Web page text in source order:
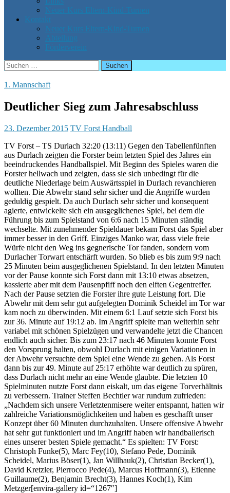
Neuer Kurs Eltern-Kind-Turnen
Kontakt
Neuer Kurs Eltern-Kind-Turnen
Abteilung
Förderverein
Suchen
nach:
1. Mannschaft
Deutlicher Sieg zum Jahresabschluss
23. Dezember 2015 TV Forst Handball
TV Forst – TS Durlach 32:20 (13:11) Gegen den Tabellenfünften
aus Durlach zeigten die Forster beim letzten Spiel des Jahres ein
beeindruckendes Handballspiel. Mit Beginn des Spieles waren die
Forster hellwach und zeigten, dass sie sich unbedingt für die
deutliche Niederlage beim Auswärtsspiel in Durlach revanchieren
wollten. Die Abwehr stand sehr sicher und die Angriffe wurden
geduldig gespielt. Da auch Durlach sehr sicher und konsequent
agierte, entwickelte sich ein ausgeglichenes Spiel, bei dem die
Führung bis zum Spielstand von 6:6 nach 15 Minuten ständig
wechselte. Mit zunehmender Spieldauer bekam Forst das Spiel aber
immer besser in den Griff. Einziges Manko war, dass viele freie
Würfe nicht den Weg ins gegnerische Tor fanden, sondern vom
Durlacher Torwart entschärft wurden. So blieb es bis zum 9:9 nach
25 Minuten beim ausgeglichenen Spielstand. In den letzten Minuten
vor der Pause konnte sich Forst dann mit 13:10 etwas absetzen,
kassierte aber mit dem Pausenpfiff noch den elften Gegentreffer.
Nach der Pause setzten die Forster ihre gute Leistung fort. Die
Abwehr mit dem sehr gut aufgelegten Dominik Scheidel im Tor war
kam noch zu überwinden. Mit einem 6:1 Lauf setzte sich Forst bis
zur 36. Minute auf 19:12 ab. Im Angriff spielte man weiterhin sehr
variabel mit schönen Spielzügen und verwandelte jetzt die Chancen
endlich auch sicher. Bis zum 23:17 nach 46 Minuten konnte Forst
den Vorsprung halten, obwohl Durlach mit einigen Variationen in
der Abwehr versuchte dem Spiel eine Wende zu geben. Als Forst
dann bis zur 49. Minute auf 25:17 erhöhte war deutlich zu spüren,
dass Durlach nicht mehr an eine Wende glaubte. Die letzten 10
Spielminuten nutzte Forst dann eiskalt, um das eigene Torverhältnis
zu verbessern. Trainer Steffen Bechtler war rundum zufrieden:
„Nachdem sich unsere Verletztenmisere weiter entspannt, hatten wir
zahlreiche Variationsmöglichkeiten und haben es geschafft unser
Konzept über 60 Minuten durchzuhalten. Unsere offensive Abwehr
hat sehr gut funktioniert und im Angriff haben wir handballerisch
eines unserer besten Spiele gemacht.“ Es spielten: TV Forst:
Christoph Funke(5), Marc Fey(10), Stefano Pede, Dominik
Scheidel, Marius Böser(1), Jan Willhauk(2), Christian Becker(1),
David Kretzler, Pierrocco Pede(4), Marcus Hoffmann(3), Etienne
Guillaume(2), Benjamin Brecht(3), Hannes Koch(1), Kim
Metzger[envira-gallery id=“1267″]